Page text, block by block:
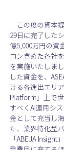
この度の資本提
29日に完了した
億5,000万円の資
コン含めた各社
を実施いたしま
した資金を、
ける各進出エリ
Platform」上で
すべくAI運用シ
金として充当し
た、業界特化型
「ABEJA Insight